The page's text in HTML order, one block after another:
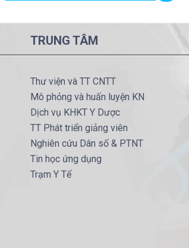
TRUNG TÂM
Thư viện và TT CNTT
Mô phỏng và huấn luyện KN
Dịch vụ KHKT Y Dược
TT Phát triển giảng viên
Nghiên cứu Dân số & PTNT
Tin học ứng dụng
Trạm Y Tế